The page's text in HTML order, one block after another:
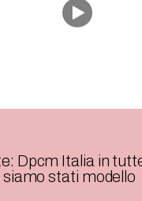
Dpcm Italia in
stati modello